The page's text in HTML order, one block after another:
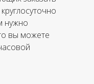
нужно
вы можете